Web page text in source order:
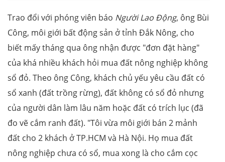
Trao đổi với phóng viên báo Người Lao Động, ông Bùi
Công, môi giới bất động sản ở tỉnh Đắk Nông, cho
biết mấy tháng qua ông nhận được "đơn đặt hàng"
của khá nhiều khách hỏi mua đất nông nghiệp không
sổ đỏ. Theo ông Công, khách chủ yếu yêu cầu đất có
sổ xanh (đất trồng rừng), đất không có sổ đỏ nhưng
của người dân làm lâu năm hoặc đất có trích lục (đã
đo vẽ cắm ranh đất). "Tôi vừa môi giới bán 2 mảnh
đất cho 2 khách ở TP.HCM và Hà Nội. Họ mua đất
nông nghiệp chưa có sổ, mua xong là cho cắm cọc